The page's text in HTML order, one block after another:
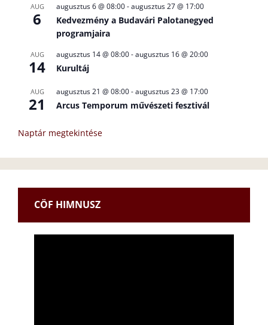
AUG
6
augusztus 6 @ 08:00-augusztus 27 @ 17:00
Kedvezmény a Budavári Palotanegyed
programjaira
AUG
14
augusztus 14 @ 08:00-augusztus 16 @ 20:00
Kurultáj
AUG
21
augusztus 21 @ 08:00-augusztus 23 @ 17:00
Arcus Temporum művészeti fesztivál
Naptár megtekintése
CÖF HIMNUSZ